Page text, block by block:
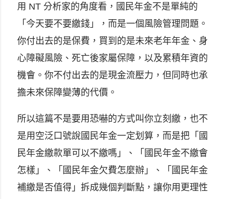
用 NT 分析家的角度看，國民年金不是單純的
「今天要不要繳錢」，而是一個風險管理問題。
你付出去的是保費，買到的是未來老年年金、身
心障礙風險、死亡後家屬保障，以及累積年資的
機會。你不付出去的是現金流壓力，但同時也承
擔未來保障變薄的代價。
所以這篇不是要用恐嚇的方式叫你立刻繳，也不
是用空泛口號說國民年金一定划算，而是把「國
民年金繳款單可以不繳嗎」、「國民年金不繳會
怎樣」、「國民年金欠費怎麼辦」、「國民年金
補繳是否值得」拆成幾個判斷點，讓你用更理性